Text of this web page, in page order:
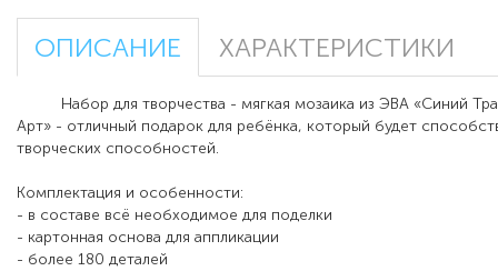
ОПИСАНИЕ ХАРАКТЕРИСТИКИ
Набор для творчества - мягкая мозаика из ЭВА «Синий
Арт» - отличный подарок для ребёнка, который будет
творческих способностей.
Комплектация и особенности:
- в составе всё необходимое для поделки
- картонная основа для аппликации
- более 180 деталей